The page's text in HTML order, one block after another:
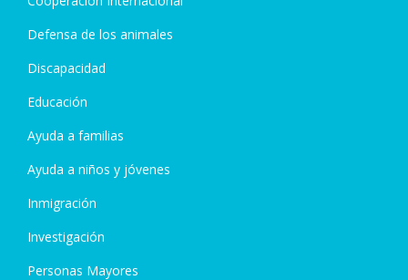
Defensa de los animales
Discapacidad
Educación
Ayuda a familias
Ayuda a niños y jóvenes
Inmigración
Investigación
Personas Mayores